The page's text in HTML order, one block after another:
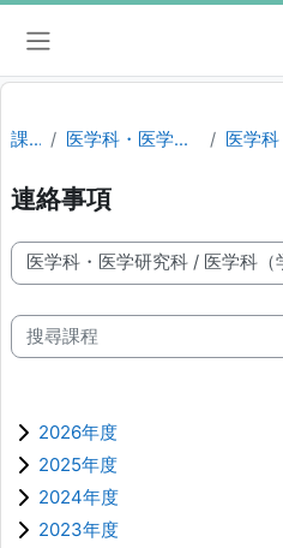
跳至主內容
課程 医学科・医学研究科
連絡事項
課程類別
搜尋課程
2026年度
2025年度
2024年度
2023年度